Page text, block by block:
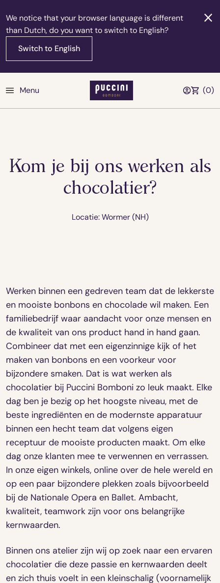
We notice that your browser language is different
than Dutch, do you want to switch to English?
Switch to English
Menu (0)
Kom je bij ons werken als
chocolatier?
Locatie: Wormer (NH)
Werken binnen een gedreven team dat de lekkerste
en mooiste bonbons en chocolade wil maken. Een
familiebedrijf waar aandacht voor onze mensen en
de kwaliteit van ons product hand in hand gaan.
Combineer dat met een eigenzinnige kijk of het
maken van bonbons en een voorkeur voor
bijzondere smaken. Dat is wat werken als
chocolatier bij Puccini Bomboni zo leuk maakt. Elke
dag ben je bezig op het hoogste niveau, met de
beste ingrediënten en de modernste apparatuur
binnen een hecht team dat volgens eigen
receptuur de mooiste producten maakt. Om elke
dag onze klanten mee te verwennen en verrassen.
In onze eigen winkels, online over de hele wereld en
op een paar bijzondere plekken zoals bijvoorbeeld
bij de Nationale Opera en Ballet. Ambacht,
kwaliteit, teamwork zijn voor ons belangrijke
kernwaarden.
Binnen ons atelier zijn wij op zoek naar een ervaren
chocolatier die deze passie en kernwaarden deelt
en zich thuis voelt in een kleinschalig (voornamelijk